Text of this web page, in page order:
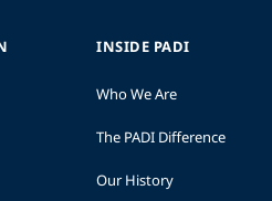
INSIDE PADI
Who We Are
The PADI Difference
Our History